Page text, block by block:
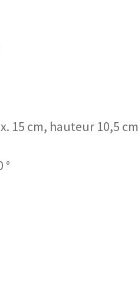
15 cm, hauteur 10,5 cm
°